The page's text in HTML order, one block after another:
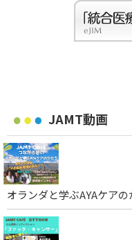
JAMT動画
オランダと学ぶAYAケアの